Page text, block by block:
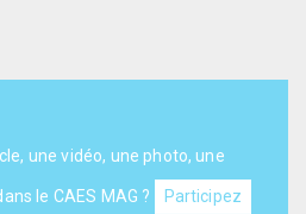
une vidéo, une photo, une
le CAES MAG ? Participez